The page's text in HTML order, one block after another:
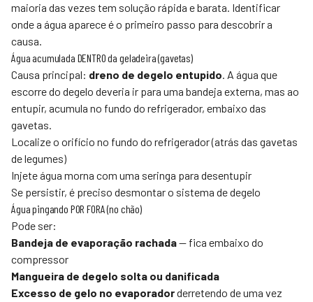
maioria das vezes tem solução rápida e barata. Identificar
onde a água aparece é o primeiro passo para descobrir a
causa.
Água acumulada DENTRO da geladeira (gavetas)
Causa principal: dreno de degelo entupido. A água que
escorre do degelo deveria ir para uma bandeja externa, mas ao
entupir, acumula no fundo do refrigerador, embaixo das
gavetas.
Localize o orifício no fundo do refrigerador (atrás das gavetas
de legumes)
Injete água morna com uma seringa para desentupir
Se persistir, é preciso desmontar o sistema de degelo
Água pingando POR FORA (no chão)
Pode ser:
Bandeja de evaporação rachada— fica embaixo do
compressor
Mangueira de degelo solta ou danificada
Excesso de gelo no evaporadorderretendo de uma vez